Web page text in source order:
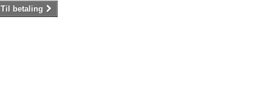
Til betaling